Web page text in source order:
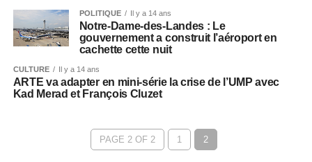
POLITIQUE Il y a 14 ans
Notre-Dame-des-Landes : Le
gouvernement a construit l’aéroport en
cachette cette nuit
CULTURE Il y a 14 ans
ARTE va adapter en mini-série la crise de l’UMP avec
Kad Merad et François Cluzet
PAGE 2 OF 2 1 2